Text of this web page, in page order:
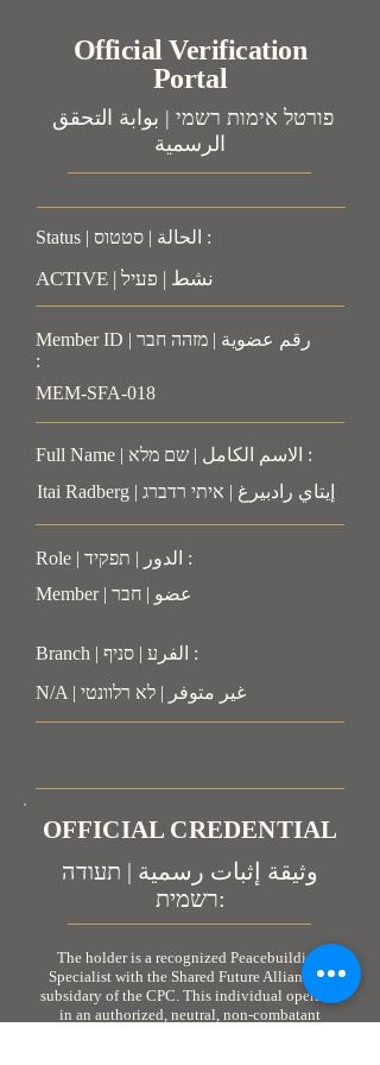
Official Verification
Portal
الرسمية
Status | الحالة | סטטוס :
ACTIVE | نشط | פעיל
Member ID | رقم عضوية | מזהה חבר
:
MEM-SFA-018
Full Name | الاسم الكامل | שם מלא :
Itai Radberg | إيتاي رادبيرغ | איתי רדברג
Role | الدور | תפקיד :
Member | عضو | חבר
Branch | الفرע | סניף :
N/A | غير متوفر | לא רלוונטי
OFFICIAL CREDENTIAL
وثيقة إثبات رسمية | תעודה
רשמית:
The holder is a recognized Peacebuilding
Specialist with the Shared Future Alliance, a
subsidary of the CPC. This individual operates
in an authorized, neutral, non-combatant